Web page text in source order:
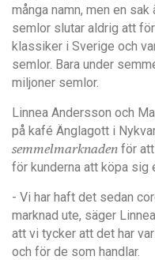
många namn, men en
semlor slutar aldrig att
klassiker i Sverige och
semlor. Bara under
miljoner semlor.
Linnea Andersson och
på kafé Änglagott i
semmelmarknaden för
för kunderna att köpa sig
- Vi har haft det sedan
marknad ute, säger
att vi tycker att det har
och för de som handlar.